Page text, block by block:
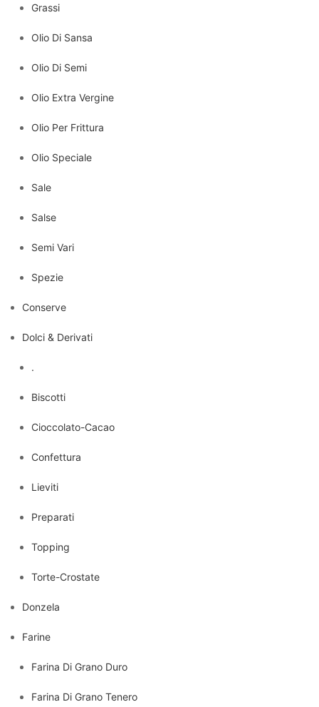
Grassi
Olio Di Sansa
Olio Di Semi
Olio Extra Vergine
Olio Per Frittura
Olio Speciale
Sale
Salse
Semi Vari
Spezie
Conserve
Dolci & Derivati
.
Biscotti
Cioccolato-Cacao
Confettura
Lieviti
Preparati
Topping
Torte-Crostate
Donzela
Farine
Farina Di Grano Duro
Farina Di Grano Tenero